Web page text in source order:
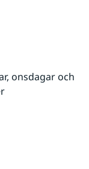
onsdagar och